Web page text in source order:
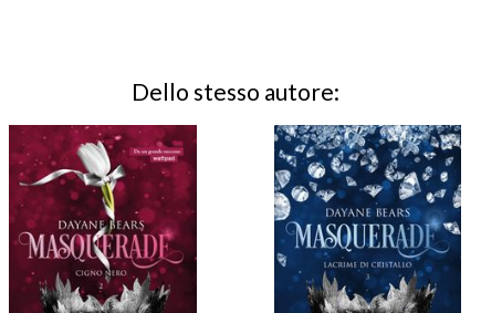
Dello stesso autore: